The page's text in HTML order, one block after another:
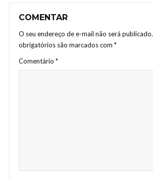
COMENTAR
O seu endereço de e-mail não será publicado.
obrigatórios são marcados com *
Comentário *